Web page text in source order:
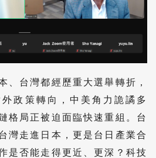
、台灣都經歷重大選舉轉折，
政策轉向，中美角力詭譎多
格局正被迫面臨快速重組。台
灣走進日本，更是台日產業合
是否能走得更近、更深？科技